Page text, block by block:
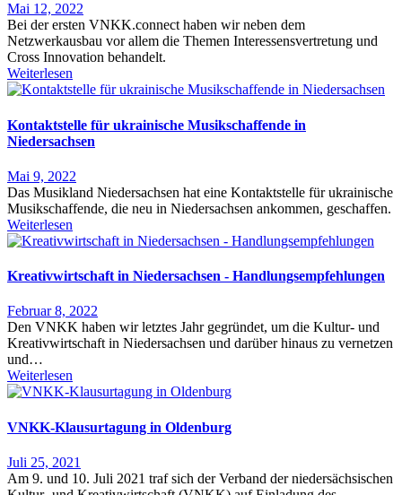
Mai 12, 2022
Bei der ersten VNKK.connect haben wir neben dem
Netzwerkausbau vor allem die Themen Interessensvertretung und
Cross Innovation behandelt.
Weiterlesen
Kontaktstelle für ukrainische Musikschaffende in
Niedersachsen
Mai 9, 2022
Das Musikland Niedersachsen hat eine Kontaktstelle für ukrainische
Musikschaffende, die neu in Niedersachsen ankommen, geschaffen.
Weiterlesen
Kreativwirtschaft in Niedersachsen - Handlungsempfehlungen
Februar 8, 2022
Den VNKK haben wir letztes Jahr gegründet, um die Kultur- und
Kreativwirtschaft in Niedersachsen und darüber hinaus zu vernetzen
und…
Weiterlesen
VNKK-Klausurtagung in Oldenburg
Juli 25, 2021
Am 9. und 10. Juli 2021 traf sich der Verband der niedersächsischen